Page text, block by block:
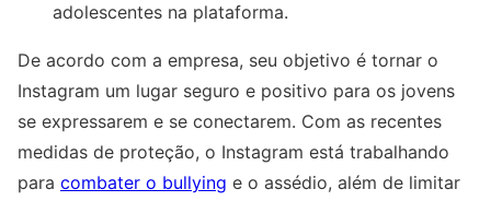
adolescentes na plataforma.
De acordo com a empresa, seu objetivo é tornar o
Instagram um lugar seguro e positivo para os jovens
se expressarem e se conectarem. Com as recentes
medidas de proteção, o Instagram está trabalhando
para combater o bullying e o assédio, além de limitar